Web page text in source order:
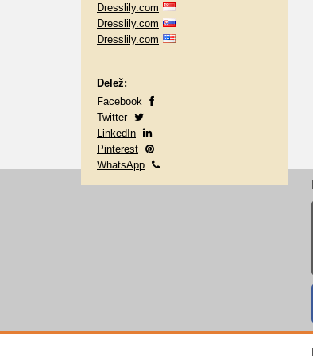
Dresslily.com
Dresslily.com
Dresslily.com
Delež:
Facebook
Twitter
LinkedIn
Pinterest
WhatsApp